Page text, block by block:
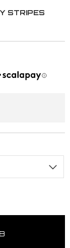
STRIPES